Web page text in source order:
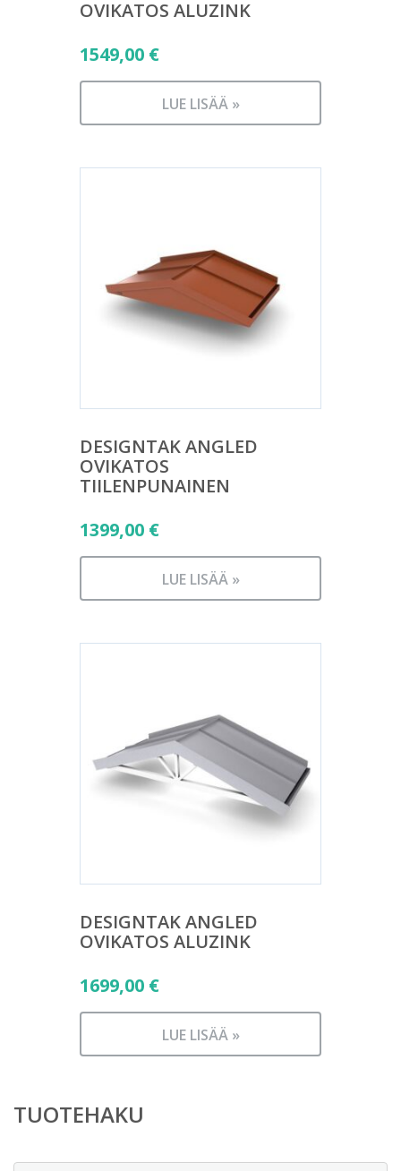
OVIKATOS ALUZINK
1549,00 €
LUE LISÄÄ »
DESIGNTAK ANGLED
OVIKATOS
TIILENPUNAINEN
1399,00 €
LUE LISÄÄ »
DESIGNTAK ANGLED
OVIKATOS ALUZINK
1699,00 €
LUE LISÄÄ »
TUOTEHAKU